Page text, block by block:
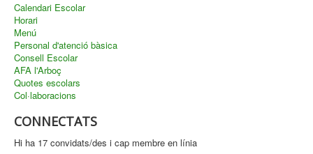
Calendari Escolar
Horari
Menú
Personal d'atenció bàsica
Consell Escolar
AFA l'Arboç
Quotes escolars
Col·laboracions
CONNECTATS
Hi ha 17 convidats/des i cap membre en línia